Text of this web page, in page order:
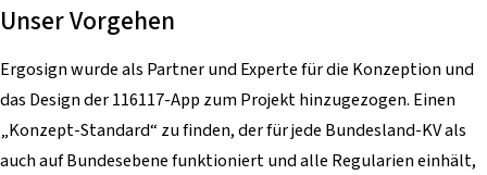
Unser Vorgehen
Ergosign wurde als Partner und Experte für die Konzeption und
das Design der 116117-App zum Projekt hinzugezogen. Einen
„Konzept-Standard“ zu finden, der für jede Bundesland-KV als
auch auf Bundesebene funktioniert und alle Regularien einhält,